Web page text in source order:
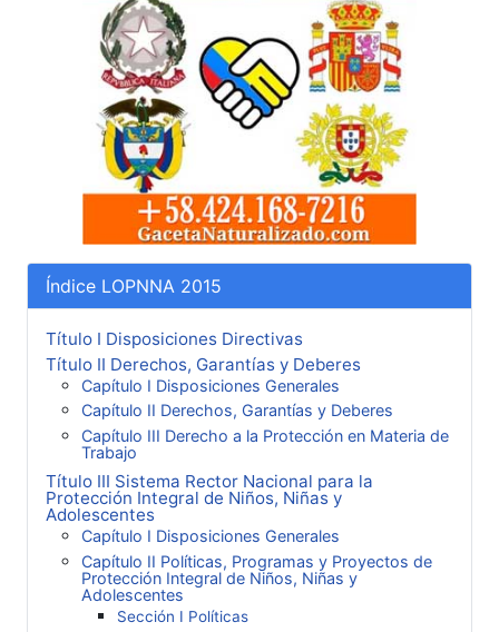
Índice LOPNNA 2015
Título I Disposiciones Directivas
Título II Derechos, Garantías y Deberes
Capítulo I Disposiciones Generales
Capítulo II Derechos, Garantías y Deberes
Capítulo III Derecho a la Protección en Materia de
Trabajo
Título III Sistema Rector Nacional para la
Protección Integral de Niños, Niñas y
Adolescentes
Capítulo I Disposiciones Generales
Capítulo II Políticas, Programas y Proyectos de
Protección Integral de Niños, Niñas y
Adolescentes
Sección I Políticas